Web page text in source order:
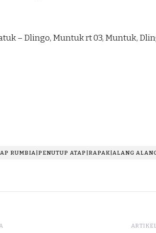
– Dlingo, Muntuk rt 03, Muntuk,
RUMBIA|PENUTUP ATAP|RAPAK|ALANG